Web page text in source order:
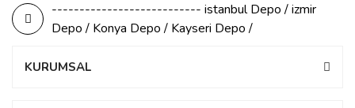
--------------------------- istanbul Depo / izmir
Depo / Konya Depo / Kayseri Depo /
KURUMSAL